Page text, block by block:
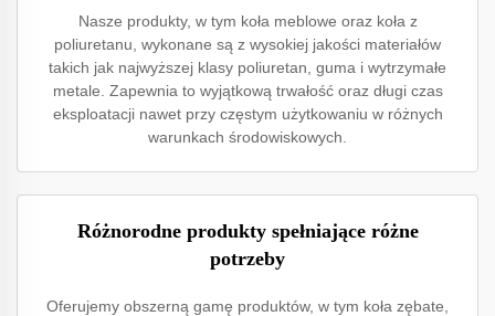
Nasze produkty, w tym koła meblowe oraz koła z
poliuretanu, wykonane są z wysokiej jakości materiałów
takich jak najwyższej klasy poliuretan, guma i wytrzymałe
metale. Zapewnia to wyjątkową trwałość oraz długi czas
eksploatacji nawet przy częstym użytkowaniu w różnych
warunkach środowiskowych.
Różnorodne produkty spełniające różne
potrzeby
Oferujemy obszerną gamę produktów, w tym koła zębate,